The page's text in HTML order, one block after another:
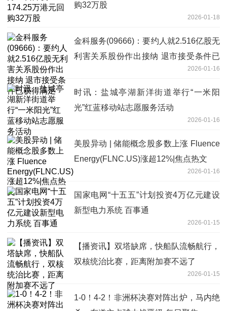
购32万股
2026-01-18
金科服务(09666)：要约人就2.516亿股无
利害关系股份作出接纳 退市接受条件已
2026-01-16
时讯：盐城亭湖新洋街道举行“一米阳
光”红蓝移动站志愿服务活动
2026-01-16
美股异动 | 储能概念股多数上涨 Fluence
Energy(FLNC.US)涨超12%|焦点热文
2026-01-16
国家电网“十五五”计划投资4万亿元建设
新型电力系统 百事通
2026-01-15
【播资讯】双塔缺席，快船队流畅航行，
双核统治比赛，距离附加赛不远了
2026-01-15
1-0！4-2！非洲杯决赛对阵出炉，马内绝